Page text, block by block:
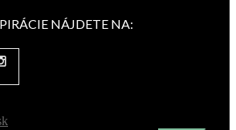
NÁJDETE NA: